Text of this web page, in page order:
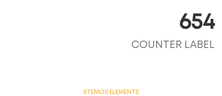
654
COUNTER LABEL
XTEMOS ELEMENTS